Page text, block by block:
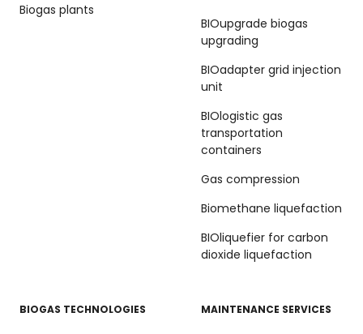
Biogas plants
BIOupgrade biogas
upgrading
BIOadapter grid injection
unit
BIOlogistic gas
transportation
containers
Gas compression
Biomethane liquefaction
BIOliquefier for carbon
dioxide liquefaction
BIOGAS TECHNOLOGIES MAINTENANCE SERVICES